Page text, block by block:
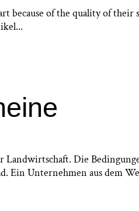
because of the quality of
Die
Ein Unternehmen aus dem